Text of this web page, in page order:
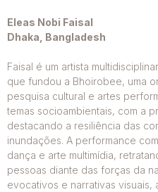
Eleas Nobi Faisal
Dhaka, Bangladesh
Faisal é um artista
que fundou a Bhoirobee, uma
pesquisa cultural e artes
temas socioambientais, com a
destacando a resiliência das
inundações. A performance
dança e arte multimídia,
pessoas diante das forças da
evocativos e narrativas